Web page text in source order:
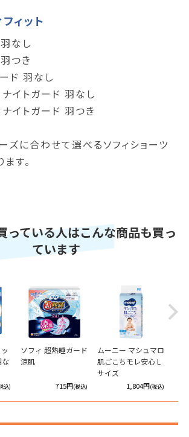
ィット
なし
つき
ド 羽なし
イトガード 羽なし
イトガード 羽つき
に合わせて選べるソフィショーツ
す。
っている人はこんな商品も買っ
ています
な
込)
ソフィ 超熟睡ガード
涼肌
715円(税込)
ムーニー マシュマロ
肌ごこちモレ安心 L
サイズ
1,804円(税込)
Next